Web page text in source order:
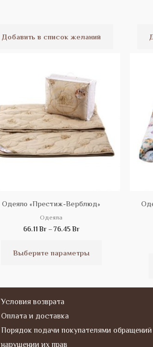
Добавить в список желаний
Одеяло «Престиж-Верблюд»
Одеяла
66.11 Br – 76.45 Br
66.11 Br
Выберите параметры
на
странице
товара.
Условия возврата
Оплата и доставка
Порядок подачи покупателями обращений
нарушении их прав